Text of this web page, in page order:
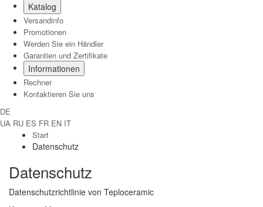
Katalog
Versandinfo
Promotionen
Werden Sie ein Händler
Garantien und Zertifikate
Informationen
Rechner
Kontaktieren Sie uns
DE
UA RU ES FR EN IT
Start
Datenschutz
Datenschutz
Datenschutzrichtlinie von Teploceramic